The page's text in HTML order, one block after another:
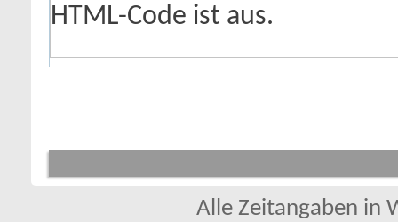
HTML-Code ist aus.
Alle Zeitangaben in